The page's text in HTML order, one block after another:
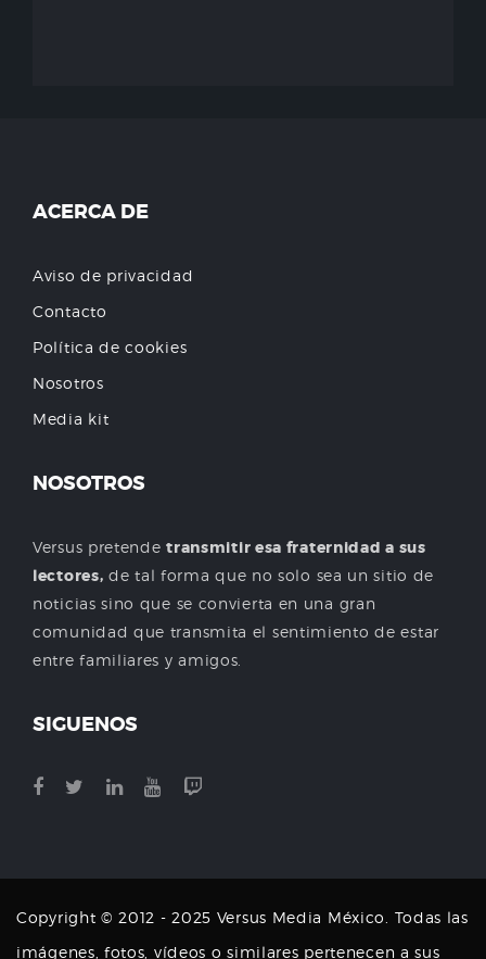
ACERCA DE
Aviso de privacidad
Contacto
Política de cookies
Nosotros
Media kit
NOSOTROS
Versus pretendetransmitir esa fraternidad a sus
lectores, de tal forma que no solo sea un sitio de
noticias sino que se convierta en una gran
comunidad que transmita el sentimiento de estar
entre familiares y amigos.
SIGUENOS
Copyright © 2012 - 2025 Versus Media México. Todas las
imágenes, fotos, vídeos o similares pertenecen a sus